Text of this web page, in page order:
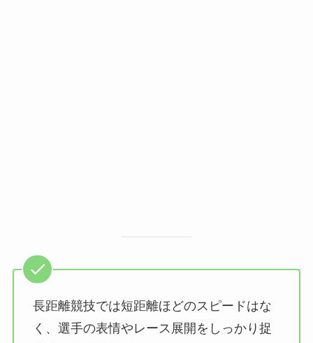
長距離競技では短距離ほどのスピードはな
く、選手の表情やレース展開をしっかり捉